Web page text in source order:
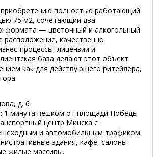
приобретению полностью работающий
75 м2, сочетающий два
формата — цветочный и алкогольный
расположение, качественно
процессы, лицензии и
база делают этот объект
как для действующего ритейлера,
д. 6
1 минута пешком от площади Победы
центр Минска с
и автомобильным трафиком.
здания, кафе, салоны
жилые массивы.